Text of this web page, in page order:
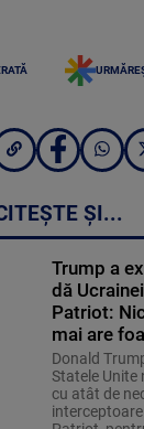
ȘI...
Trump a
dă
Patriot:
mai are
Donald
Statele Unite
cu atât de